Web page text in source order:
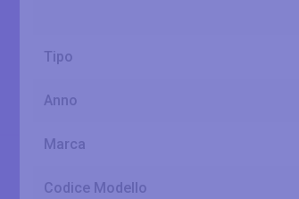
Tipo
Anno
Marca
Codice Modello